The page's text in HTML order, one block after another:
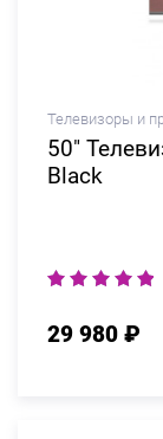
Телевизоры и
50"
Black
29 980 ₽